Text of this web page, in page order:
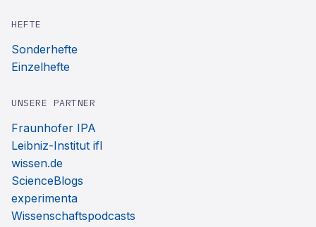
HEFTE
Sonderhefte
Einzelhefte
UNSERE PARTNER
Fraunhofer IPA
Leibniz-Institut ifl
wissen.de
ScienceBlogs
experimenta
Wissenschaftspodcasts